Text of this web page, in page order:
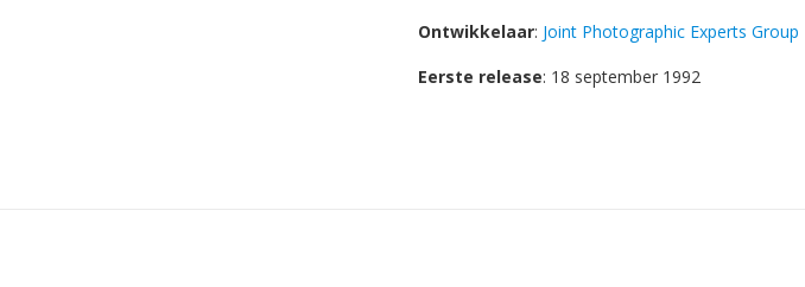
Ontwikkelaar: Joint Photographic Experts Group
Eerste release: 18 september 1992